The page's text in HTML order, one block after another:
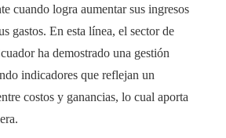
cuando logra aumentar sus ingresos
gastos. En esta línea, el sector de
ha demostrado una gestión
indicadores que reflejan un
costos y ganancias, lo cual aporta